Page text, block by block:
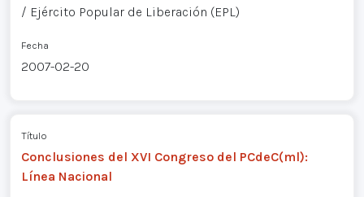
/ Ejército Popular de Liberación (EPL)
Fecha
2007-02-20
Título
Conclusiones del XVI Congreso del PCdeC(ml):
Línea Nacional